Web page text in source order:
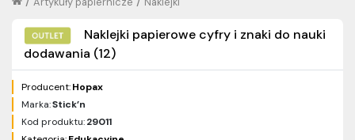
Naklejki papierowe cyfry i znaki do nauki
dodawania (12)
Producent:Hopax
Marka:Stick’n
Kod produktu:29011